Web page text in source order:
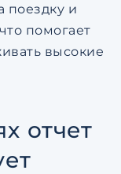
поездку и
помогает
высокие
отчет